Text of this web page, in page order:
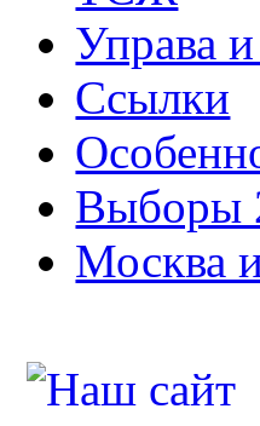
Управа
Ссылки
Выборы
Москва